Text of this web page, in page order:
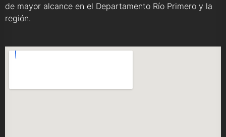
de mayor alcance en el Departamento Río Primero y la
región.